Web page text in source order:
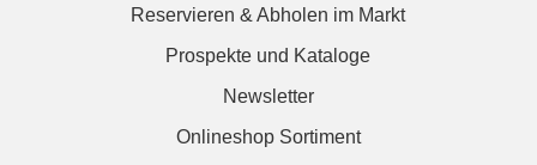
Reservieren & Abholen im Markt
Prospekte und Kataloge
Newsletter
Onlineshop Sortiment